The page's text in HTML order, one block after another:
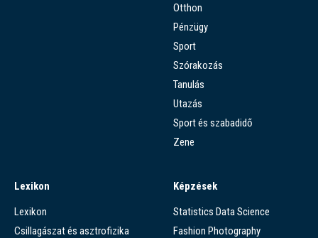
Otthon
Pénzügy
Sport
Szórakozás
Tanulás
Utazás
Sport és szabadidő
Zene
Lexikon
Lexikon
Csillagászat és asztrofizika
Képzések
Statistics Data Science
Fashion Photography